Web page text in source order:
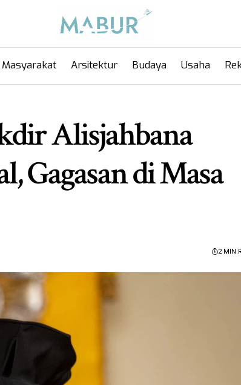
Masyarakat Arsitektur Budaya Usaha
Alisjahbana
Gagasan di Masa
2 MIN